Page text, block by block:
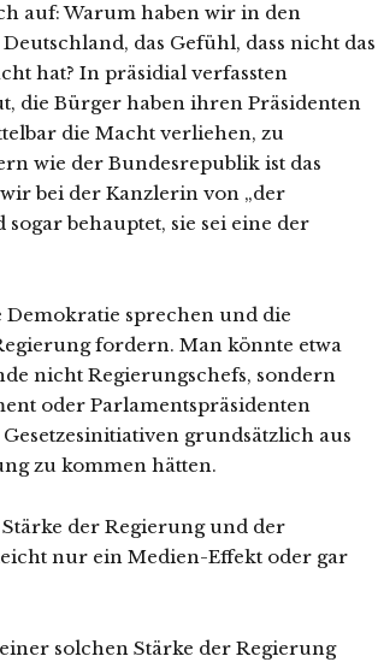
auf: Warum haben wir in den
das Gefühl, dass nicht das
hat? In präsidial verfassten
die Bürger haben ihren Präsidenten
die Macht verliehen, zu
wie der Bundesrepublik ist das
bei der Kanzlerin von „der
behauptet, sie sei eine der
sprechen und die
fordern. Man könnte etwa
nicht Regierungschefs, sondern
oder Parlamentspräsidenten
grundsätzlich aus
zu kommen hätten.
der Regierung und der
nur ein Medien-Effekt oder gar
solchen Stärke der Regierung